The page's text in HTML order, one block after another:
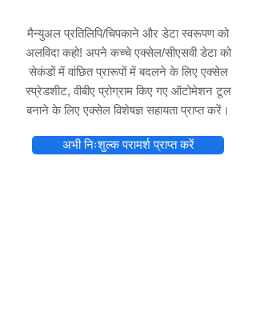
मैन्युअल प्रतिलिपि/चिपकाने और डेटा स्वरूपण को
अलविदा कहो! अपने कच्चे एक्सेल/सीएसवी डेटा को
सेकंडों में वांछित प्रारूपों में बदलने के लिए एक्सेल
स्प्रेडशीट, वीबीए प्रोग्राम किए गए ऑटोमेशन टूल
बनाने के लिए एक्सेल विशेषज्ञ सहायता प्राप्त करें।
अभी निःशुल्क परामर्श प्राप्त करें